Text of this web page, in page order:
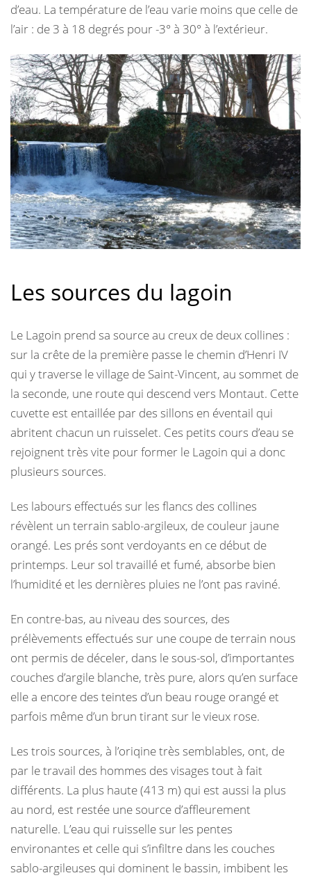
d’eau. La température de l’eau varie moins que celle de
l’air : de 3 à 18 degrés pour -3° à 30° à l’extérieur.
Les sources du lagoin
Le Lagoin prend sa source au creux de deux collines :
sur la crête de la première passe le chemin d’Henri IV
qui y traverse le village de Saint-Vincent, au sommet de
la seconde, une route qui descend vers Montaut. Cette
cuvette est entaillée par des sillons en éventail qui
abritent chacun un ruisselet. Ces petits cours d’eau se
rejoignent très vite pour former le Lagoin qui a donc
plusieurs sources.
Les labours effectués sur les flancs des collines
révèlent un terrain sablo-argileux, de couleur jaune
orangé. Les prés sont verdoyants en ce début de
printemps. Leur sol travaillé et fumé, absorbe bien
l’humidité et les dernières pluies ne l’ont pas raviné.
En contre-bas, au niveau des sources, des
prélèvements effectués sur une coupe de terrain nous
ont permis de déceler, dans le sous-sol, d’importantes
couches d’argile blanche, très pure, alors qu’en surface
elle a encore des teintes d’un beau rouge orangé et
parfois même d’un brun tirant sur le vieux rose.
Les trois sources, à l’oriqine très semblables, ont, de
par le travail des hommes des visages tout à fait
différents. La plus haute (413 m) qui est aussi la plus
au nord, est restée une source d’affleurement
naturelle. L’eau qui ruisselle sur les pentes
environantes et celle qui s’infiltre dans les couches
sablo-argileuses qui dominent le bassin, imbibent les